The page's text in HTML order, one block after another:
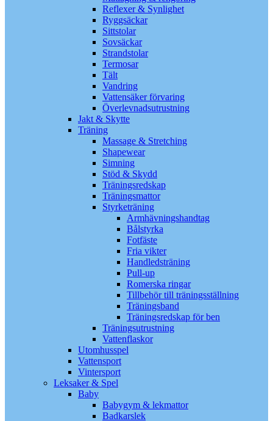
Reflexer & Synlighet
Ryggsäckar
Sittstolar
Sovsäckar
Strandstolar
Termosar
Tält
Vandring
Vattensäker förvaring
Överlevnadsutrustning
Jakt & Skytte
Träning
Massage & Stretching
Shapewear
Simning
Stöd & Skydd
Träningsredskap
Träningsmattor
Styrketräning
Armhävningshandtag
Bålstyrka
Fotfäste
Fria vikter
Handledsträning
Pull-up
Romerska ringar
Tillbehör till träningsställning
Träningsband
Träningsredskap för ben
Träningsutrustning
Vattenflaskor
Utomhusspel
Vattensport
Vintersport
Leksaker & Spel
Baby
Babygym & lekmattor
Badkarslek